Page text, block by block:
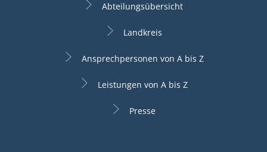
Abteilungsübersicht
Landkreis
Ansprechpersonen von A bis Z
Leistungen von A bis Z
Presse